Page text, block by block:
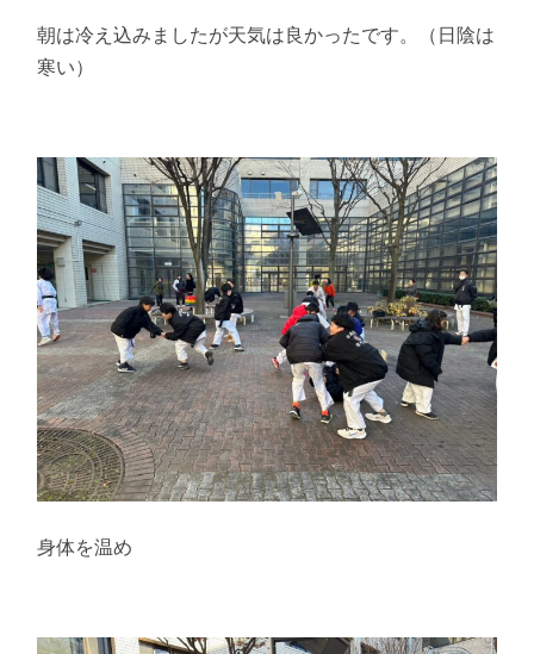
朝は冷え込みましたが天気は良かったです。（日陰は
寒い）
身体を温め